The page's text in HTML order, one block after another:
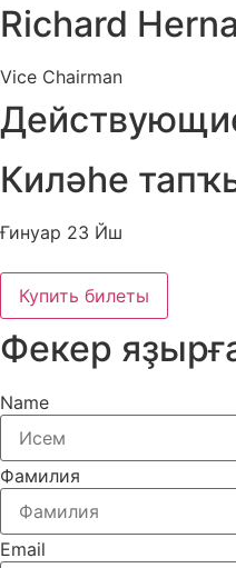
Richard
Vice Chairman
Киләһе
Ғинуар 23 Йш
Купить билеты
Фекер
Name
Фамилия
Email